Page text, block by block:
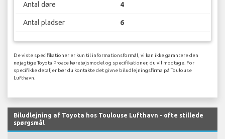
Antal døre 4
Antal pladser 6
De viste specifikationer er kun til informationsformål, vi kan ikke garantere den
nøjagtige Toyota Proace køretøjsmodel og specifikationer, du vil modtage. For
specifikke detaljer bør du kontakte det givne biludlejningsfirma på Toulouse
Lufthavn.
Biludlejning af Toyota hos Toulouse Lufthavn - ofte stillede
spørgsmål